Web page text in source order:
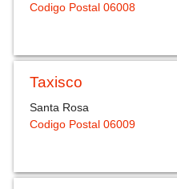
Codigo Postal 06008
Taxisco
Santa Rosa
Codigo Postal 06009